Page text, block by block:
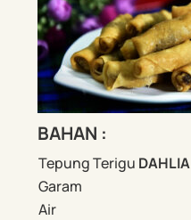
BAHAN :
Tepung Terigu DAHLIA
Garam
Air